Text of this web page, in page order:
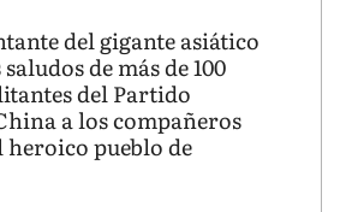
del gigante asiático
de más de 100
del Partido
a los compañeros
heroico pueblo de